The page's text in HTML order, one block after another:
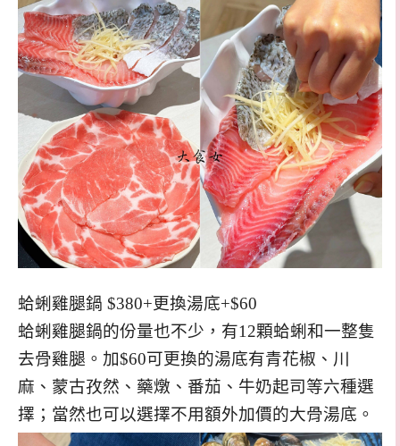
蛤蜊雞腿鍋 $380+更換湯底+$60
蛤蜊雞腿鍋的份量也不少，有12顆蛤蜊和一整隻
去骨雞腿。加$60可更換的湯底有青花椒、川
麻、蒙古孜然、藥燉、番茄、牛奶起司等六種選
擇；當然也可以選擇不用額外加價的大骨湯底。